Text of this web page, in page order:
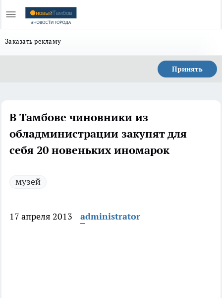
Заказать рекламу
Принять
В Тамбове чиновники из
обладминистрации закупят для
себя 20 новеньких иномарок
музей
17 апреля 2013 administrator